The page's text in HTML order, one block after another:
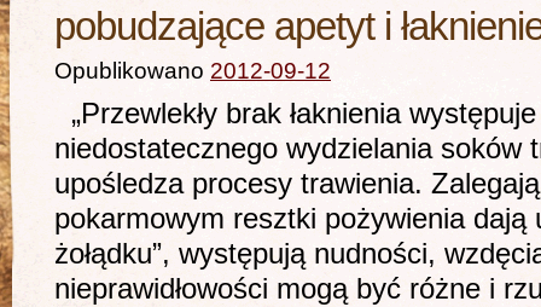
pobudzające apetyt i
Opublikowano 2012-09-12
„Przewlekły brak łaknienia
niedostatecznego wydzielania soków
upośledza procesy trawienia.
pokarmowym resztki pożywienia dają
żołądku”, występują nudności,
nieprawidłowości mogą być różne i